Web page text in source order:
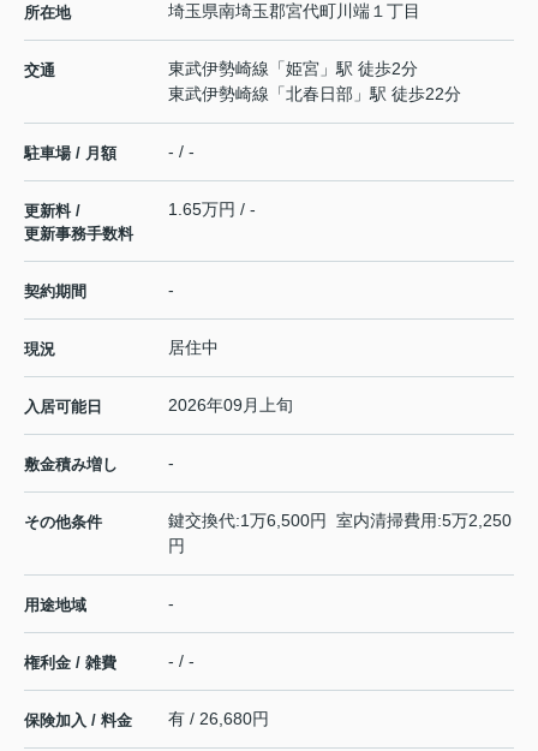
所在地 埼玉県南埼玉郡宮代町川端 １丁目
交通 東武伊勢崎線 「姫宮 」駅 徒歩2分
東武伊勢崎線 「北春日部 」駅 徒歩22分
駐車場 / 月額 - / -
更新料 /
更新事務手数料
1.65万円 / -
契約期間 -
現況 居住中
入居可能日 2026年09月上旬
敷金積み増し -
その他条件
鍵交換代:1万6,500円 室内清掃費用:5万2,250
円
用途地域 -
権利金 / 雑費 - / -
保険加入 / 料金 有 / 26,680円